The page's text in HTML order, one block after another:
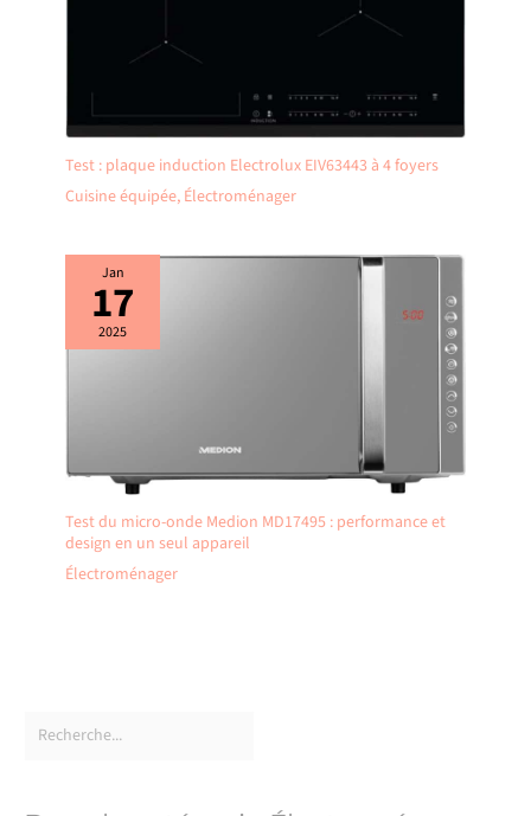
Test : plaque induction Electrolux EIV63443 à 4 foyers
Cuisine équipée, Électroménager
Jan
17
2025
Test du micro-onde Medion MD17495 : performance et
design en un seul appareil
Électroménager